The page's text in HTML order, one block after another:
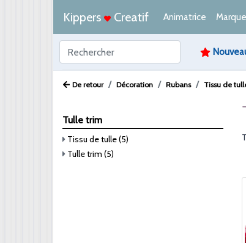
Kippers Creatif Animatrice
De retour Décoration Rubans Tissu de
Tulle trim
Tissu de tulle (5)
Tulle trim (5)